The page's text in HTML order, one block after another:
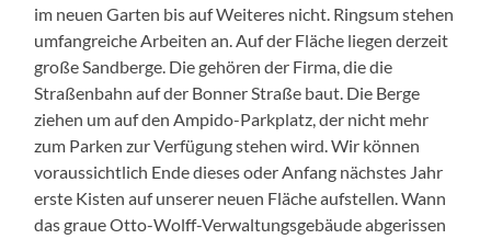
im neuen Garten bis auf Weiteres nicht. Ringsum stehen
umfangreiche Arbeiten an. Auf der Fläche liegen derzeit
große Sandberge. Die gehören der Firma, die die
Straßenbahn auf der Bonner Straße baut. Die Berge
ziehen um auf den Ampido-Parkplatz, der nicht mehr
zum Parken zur Verfügung stehen wird. Wir können
voraussichtlich Ende dieses oder Anfang nächstes Jahr
erste Kisten auf unserer neuen Fläche aufstellen. Wann
das graue Otto-Wolff-Verwaltungsgebäude abgerissen